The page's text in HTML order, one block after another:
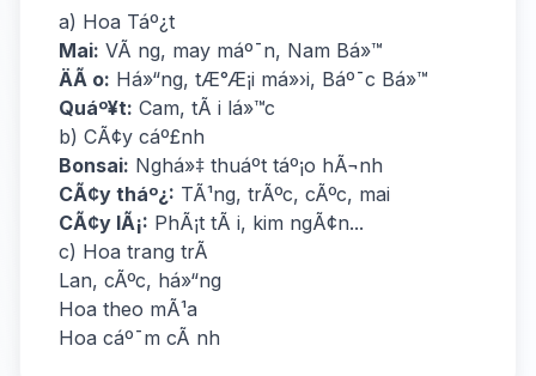
a) Hoa Táº¿t
Mai: VÃ ng, may máº¯n, Nam Bá»™
ÄÃ o: Há»“ng, tÆ°Æ¡i má»›i, Báº¯c Bá»™
Quáº¥t: Cam, tÃ i lá»™c
b) CÃ¢y cáº£nh
Bonsai: Nghá»‡ thuáº­t táº¡o hÃ¬nh
CÃ¢y tháº¿: TÃ¹ng, trÃºc, cÃºc, mai
CÃ¢y lÃ¡: PhÃ¡t tÃ i, kim ngÃ¢n...
c) Hoa trang trÃ­
Lan, cÃºc, há»“ng
Hoa theo mÃ¹a
Hoa cáº¯m cÃ nh